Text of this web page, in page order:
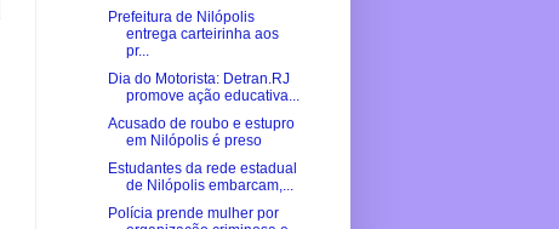
Prefeitura de Nilópolis
entrega carteirinha aos
pr...
Dia do Motorista: Detran.RJ
promove ação educativa...
Acusado de roubo e estupro
em Nilópolis é preso
Estudantes da rede estadual
de Nilópolis embarcam,...
Polícia prende mulher por